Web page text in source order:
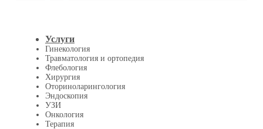
Услуги
Гинекология
Травматология и ортопедия
Флебология
Хирургия
Оториноларингология
Эндоскопия
УЗИ
Онкология
Терапия